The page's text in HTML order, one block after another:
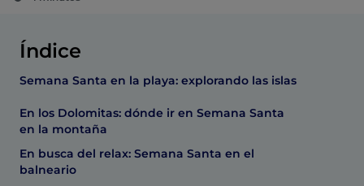
Índice
Semana Santa en la playa: explorando las islas
En los Dolomitas: dónde ir en Semana Santa
en la montaña
En busca del relax: Semana Santa en el
balneario